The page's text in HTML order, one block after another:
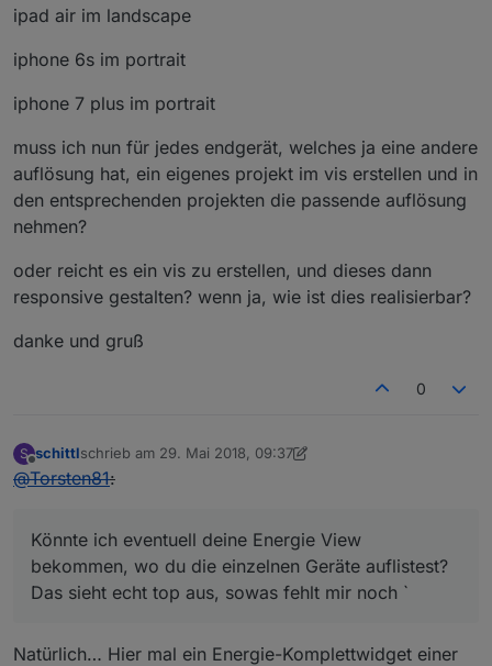
ipad air im landscape
iphone 6s im portrait
iphone 7 plus im portrait
muss ich nun für jedes endgerät, welches ja eine andere
auflösung hat, ein eigenes projekt im vis erstellen und in
den entsprechenden projekten die passende auflösung
nehmen?
oder reicht es ein vis zu erstellen, und dieses dann
responsive gestalten? wenn ja, wie ist dies realisierbar?
danke und gruß
0
S
Offline
schittlschrieb am 29. Mai 2018, 09:37
zuletzt editiert von Jey Cee
@Torsten81:
Könnte ich eventuell deine Energie View
bekommen, wo du die einzelnen Geräte auflistest?
Das sieht echt top aus, sowas fehlt mir noch `
Natürlich… Hier mal ein Energie-Komplettwidget einer